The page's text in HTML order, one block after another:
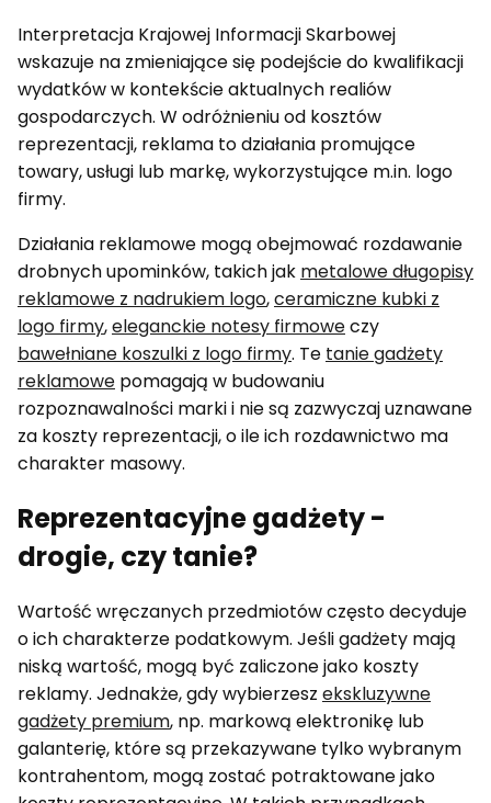
Interpretacja Krajowej Informacji Skarbowej
wskazuje na zmieniające się podejście do kwalifikacji
wydatków w kontekście aktualnych realiów
gospodarczych. W odróżnieniu od kosztów
reprezentacji, reklama to działania promujące
towary, usługi lub markę, wykorzystujące m.in. logo
firmy.
Działania reklamowe mogą obejmować rozdawanie
drobnych upominków, takich jak metalowe długopisy
reklamowe z nadrukiem logo,ceramiczne kubki z
logo firmy,eleganckie notesy firmoweczy
bawełniane koszulki z logo firmy. Te tanie gadżety
reklamowe pomagają w budowaniu
rozpoznawalności marki i nie są zazwyczaj uznawane
za koszty reprezentacji, o ile ich rozdawnictwo ma
charakter masowy.
Reprezentacyjne gadżety -
drogie, czy tanie?
Wartość wręczanych przedmiotów często decyduje
o ich charakterze podatkowym. Jeśli gadżety mają
niską wartość, mogą być zaliczone jako koszty
reklamy. Jednakże, gdy wybierzesz ekskluzywne
gadżety premium, np. markową elektronikę lub
galanterię, które są przekazywane tylko wybranym
kontrahentom, mogą zostać potraktowane jako